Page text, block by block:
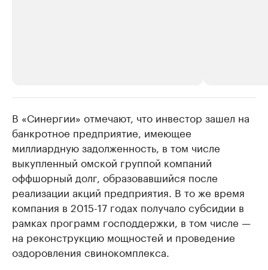
Крупнейшие производители и
продавцы медийной продукции
Ознакомьтесь с информацией в каталоге Посмотрите в
В «Синергии» отмечают, что инвестор зашел на
банкротное предприятие, имеющее
миллиардную задолженность, в том числе
выкупленный омской группой компаний
оффшорный долг, образовавшийся после
реализации акций предприятия. В то же время
компания в 2015-17 годах получало субсидии в
рамках программ господдержки, в том числе —
на реконструкцию мощностей и проведение
оздоровления свинокомплекса.